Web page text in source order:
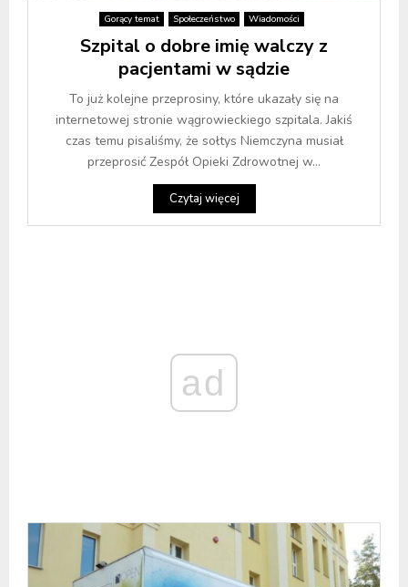
Gorący temat Społeczeństwo Wiadomości
Szpital o dobre imię walczy z
pacjentami w sądzie
To już kolejne przeprosiny, które ukazały się na
internetowej stronie wągrowieckiego szpitala. Jakiś
czas temu pisaliśmy, że sołtys Niemczyna musiał
przeprosić Zespół Opieki Zdrowotnej w...
Czytaj więcej
ad